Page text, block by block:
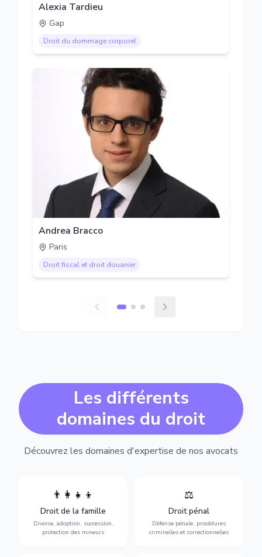
Alexia Tardieu
Gap
Droit du dommage corporel
Andrea Bracco
Paris
Droit fiscal et droit douanier
Les différents
domaines du droit
Découvrez les domaines d'expertise de nos avocats
👨‍👩‍👧‍👦
Droit de la famille
Divorce, adoption, succession,
protection des mineurs
Divorce, garde d'enfants,
adoption, succession et
protection des personnes
vulnérables.
⚖️
Droit pénal
Défense pénale, procédures
criminelles et correctionnelles
Expertise en matière pénale,
vue jusqu'au procès, pour
toute affaire correctionnelle
ou criminelle.